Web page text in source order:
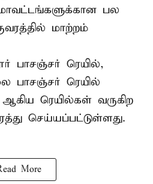
பல
மாற்றம்
பாசஞ்சர் ரெயில்,
பாசஞ்சர் ரெயில்
ஆகிய ரெயில்கள் வருகிற
செய்யப்பட்டுள்ளது.
More